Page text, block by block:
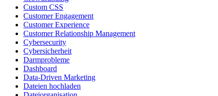
Custom CSS
Customer Engagement
Customer Experience
Customer Relationship Management
Cybersecurity
Cybersicherheit
Darmprobleme
Dashboard
Data-Driven Marketing
Dateien hochladen